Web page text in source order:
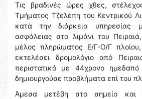
Τις βραδινές ώρες χθες,
Τμήματος Τζελέπη του Κεντρικού
κατά την διάρκεια υπηρεσίας
ασφάλειας στο λιμάνι του
μέλος πληρώματος Ε/Γ-Ο/Γ
εκτελέσει δρομολόγιο από
περιστατικό με 44χρονο
δημιουργούσε προβλήματα επί του
Άμεσα μετέβη στο σημείο και